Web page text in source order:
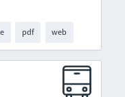
pdf web